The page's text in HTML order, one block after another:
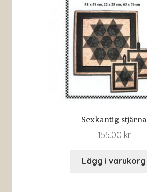
Sexkantig stjärna
155.00 kr
Lägg i varukorg